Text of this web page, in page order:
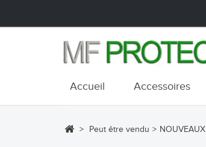
Accueil Accessoires
> Peut être vendu > NOUVEAUX